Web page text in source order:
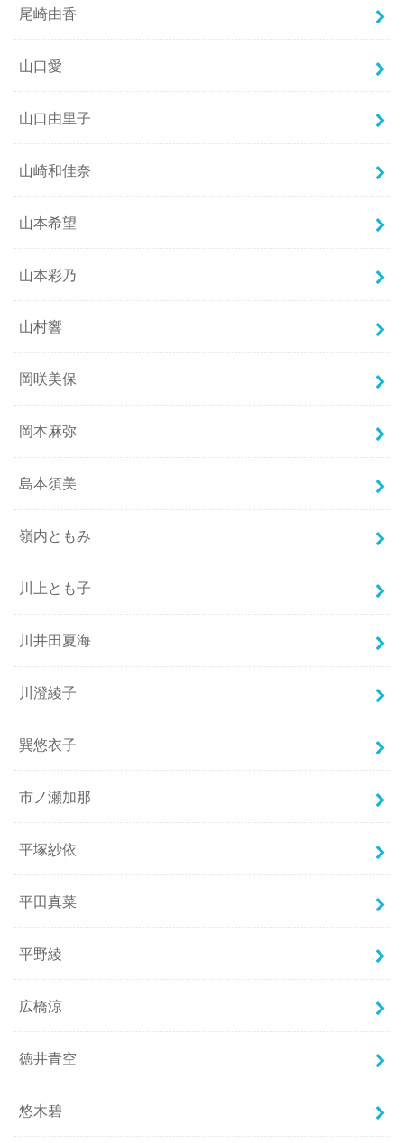
尾崎由香
山口愛
山口由里子
山崎和佳奈
山本希望
山本彩乃
山村響
岡咲美保
岡本麻弥
島本須美
嶺内ともみ
川上とも子
川井田夏海
川澄綾子
巽悠衣子
市ノ瀬加那
平塚紗依
平田真菜
平野綾
広橋涼
徳井青空
悠木碧